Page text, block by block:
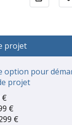
projet
option pour
projet
€
€
€